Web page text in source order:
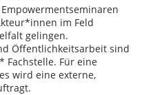
im Feld
gelingen.
Öffentlichkeitsarbeit sind
Fachstelle. Für eine
wird eine externe,